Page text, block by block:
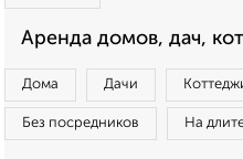
Аренда домов, дач,
Дома Дачи
Без посредников На